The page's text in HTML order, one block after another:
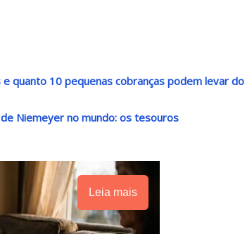
quanto 10 pequenas cobranças podem levar do
Niemeyer no mundo: os tesouros
Leia mais